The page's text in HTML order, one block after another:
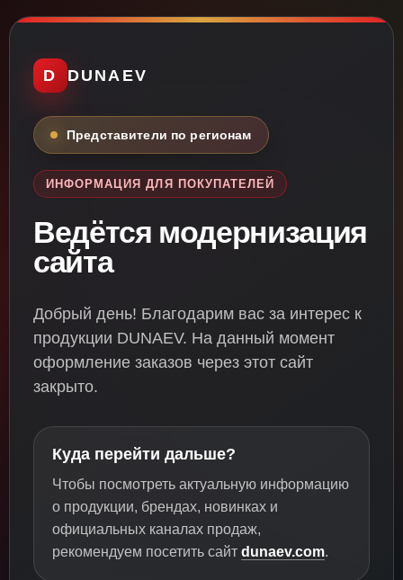
D DUNAEV
Представители по регионам
ИНФОРМАЦИЯ ДЛЯ ПОКУПАТЕЛЕЙ
Ведётся модернизация
сайта
Добрый день! Благодарим вас за интерес к
продукции DUNAEV. На данный момент
оформление заказов через этот сайт
закрыто.
Куда перейти дальше?
Чтобы посмотреть актуальную информацию
о продукции, брендах, новинках и
официальных каналах продаж,
рекомендуем посетить сайт dunaev.com.